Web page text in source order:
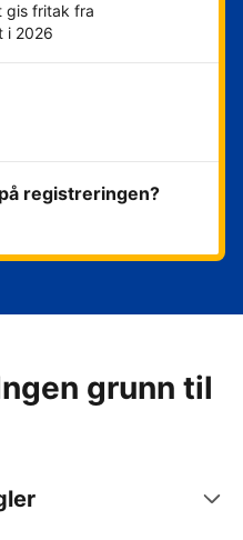
gis fritak fra
i 2026
registreringen?
grunn til